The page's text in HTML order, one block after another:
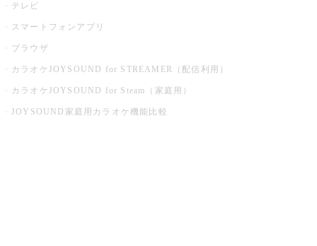
テレビ
スマートフォンアプリ
ブラウザ
カラオケJOYSOUND for STREAMER（配信利用）
カラオケJOYSOUND for Steam（家庭用）
JOYSOUND家庭用カラオケ機能比較